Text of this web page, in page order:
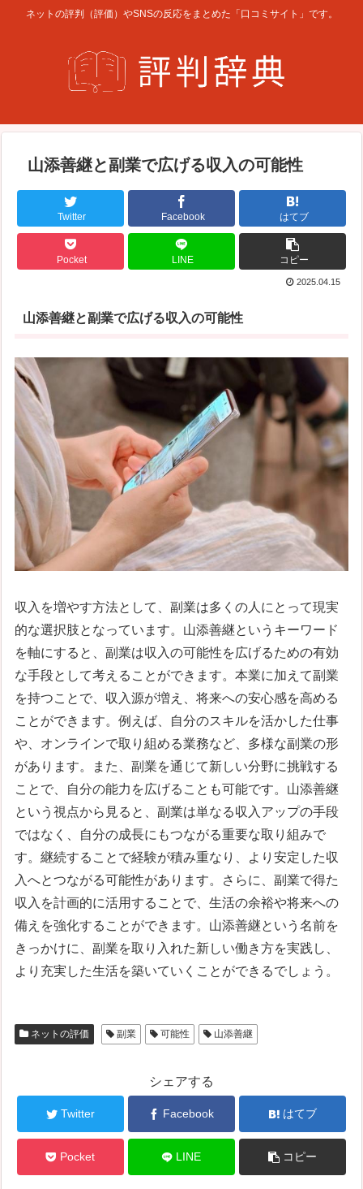
ネットの評判（評価）やSNSの反応をまとめた「口コミサイト」です。
山添善継と副業で広げる収入の可能性
Twitter Facebook はてブ
Pocket LINE コピー
2025.04.15
山添善継と副業で広げる収入の可能性
収入を増やす方法として、副業は多くの人にとって現実
的な選択肢となっています。山添善継というキーワード
を軸にすると、副業は収入の可能性を広げるための有効
な手段として考えることができます。本業に加えて副業
を持つことで、収入源が増え、将来への安心感を高める
ことができます。例えば、自分のスキルを活かした仕事
や、オンラインで取り組める業務など、多様な副業の形
があります。また、副業を通じて新しい分野に挑戦する
ことで、自分の能力を広げることも可能です。山添善継
という視点から見ると、副業は単なる収入アップの手段
ではなく、自分の成長にもつながる重要な取り組みで
す。継続することで経験が積み重なり、より安定した収
入へとつながる可能性があります。さらに、副業で得た
収入を計画的に活用することで、生活の余裕や将来への
備えを強化することができます。山添善継という名前を
きっかけに、副業を取り入れた新しい働き方を実践し、
より充実した生活を築いていくことができるでしょう。
ネットの評価 副業 可能性 山添善継
シェアする
Twitter Facebook はてブ
Pocket LINE コピー